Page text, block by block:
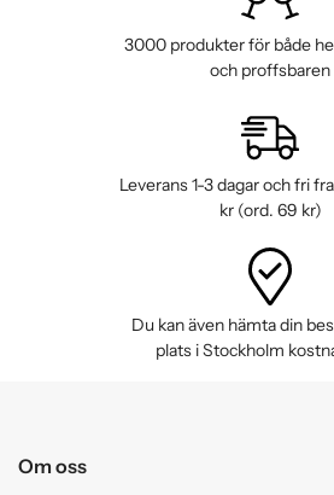
3000 produkter för både
och proffsbaren
Leverans 1-3 dagar och fri
kr (ord. 69 kr)
Du kan även hämta din
plats i Stockholm
Om oss